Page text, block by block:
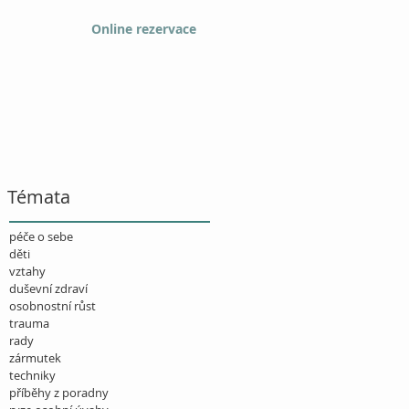
Online rezervace
Témata
péče o sebe
děti
vztahy
duševní zdraví
osobnostní růst
trauma
rady
zármutek
techniky
příběhy z poradny